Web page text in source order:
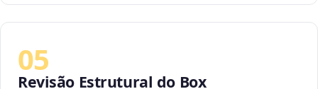
05
Revisão Estrutural do Box